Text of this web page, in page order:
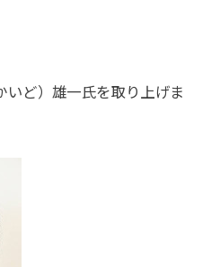
いど）雄一氏を取り上げま